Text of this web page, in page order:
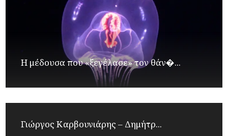
Η μέδουσα που «ξεγέλασε» τον θάν�...
Γιώργος Καρβουνιάρης – Δημήτρ...